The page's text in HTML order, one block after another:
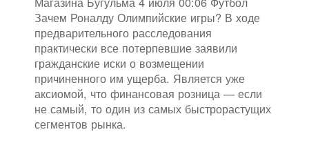
Зачем Роналду Олимпийские игры? В ходе
предварительного расследования
практически все потерпевшие заявили
гражданские иски о возмещении
причиненного им ущерба. Является уже
аксиомой, что финансовая розница — если
не самый, то один из самых быстрорастущих
сегментов рынка.